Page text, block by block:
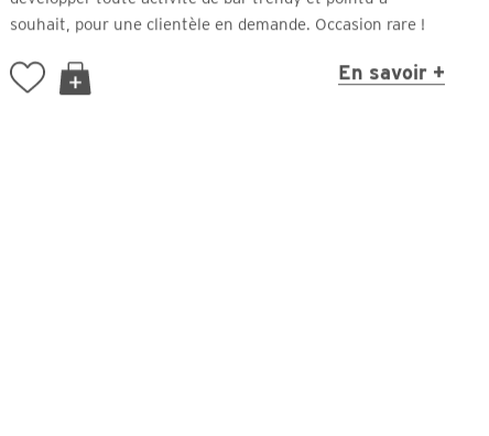
développer toute activité de bar trendy et pointu à
En savoir +